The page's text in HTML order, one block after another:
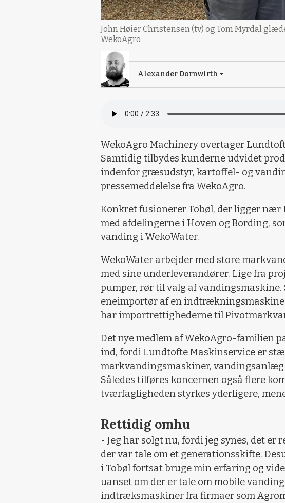
John Høier Christensen (tv) og Tom Myrdal
WekoAgro
Alexander Dornwirth
WekoAgro Machinery overtager
Samtidig tilbydes kunderne udvidet
indenfor græsudstyr, kartoffel- og
pressemeddelelse fra WekoAgro.
Konkret fusionerer Tobøl, der ligger nær
med afdelingerne i Hoven og Bording,
vanding i WekoWater.
WekoWater arbejder med store
med sine underleverandører. Lige fra
pumper, rør til valg af vandingsmaskine.
eneimportør af en indtrækningsmaskine
har importrettighederne til
Det nye medlem af WekoAgro-familien
ind, fordi Lundtofte Maskinservice er
markvandingsmaskiner,
Således tilføres koncernen også flere
tværfagligheden styrkes yderligere,
Rettidig omhu
- Jeg har solgt nu, fordi jeg synes, det er
der var tale om et generationsskifte.
i Tobøl fortsat bruge min erfaring og
uanset om der er tale om mobile
indtræksmaskiner fra firmaer som